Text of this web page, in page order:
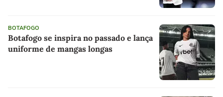
BOTAFOGO
Botafogo se inspira no passado e lança
uniforme de mangas longas